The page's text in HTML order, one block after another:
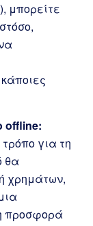
μπορείτε
offline:
για τη
θα
χρημάτων,
προσφορά